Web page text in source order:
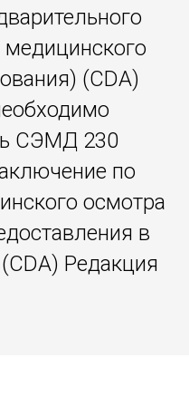
медицинского
(CDA)
СЭМД 230
по
осмотра
в
Редакция